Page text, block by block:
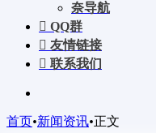
奈导航
QQ群
友情链接
联系我们
首页•新闻资讯•正文